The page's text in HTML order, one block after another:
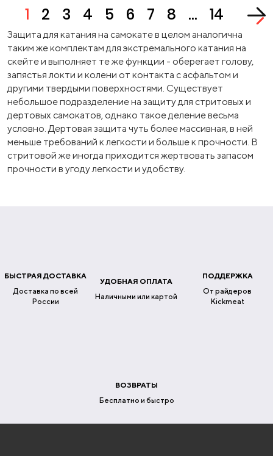
1 2 3 4 5 6 7 8 ... 14
Защита для катания на самокате в целом аналогична
таким же комплектам для экстремального катания на
скейте и выполняет те же функции - оберегает голову,
запястья локти и колени от контакта с асфальтом и
другими твердыми поверхностями. Существует
небольшое подразделение на защиту для стритовых и
дертовых самокатов, однако такое деление весьма
условно. Дертовая защита чуть более массивная, в ней
меньше требований к легкости и больше к прочности. В
стритовой же иногда приходится жертвовать запасом
прочности в угоду легкости и удобству.
БЫСТРАЯ ДОСТАВКА
Доставка по всей
России
УДОБНАЯ ОПЛАТА
Наличными или картой
ПОДДЕРЖКА
От райдеров
Kickmeat
ВОЗВРАТЫ
Бесплатно и быстро